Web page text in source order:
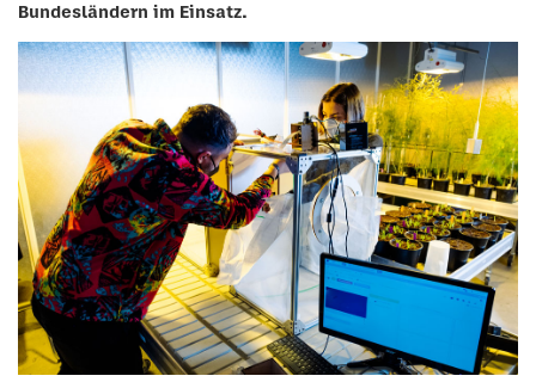
Bundesländern im Einsatz.